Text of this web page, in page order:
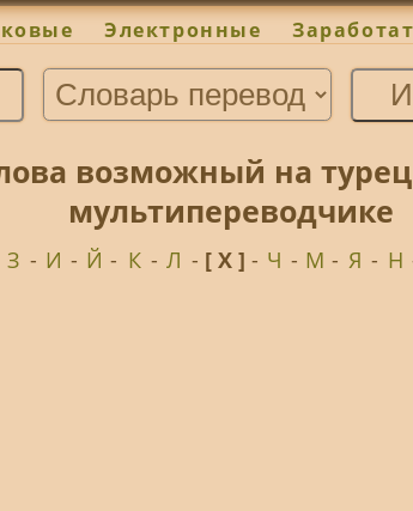
Электронные
возможный на
мультипереводчике
З - И - Й - К - Л - [ Х ] - Ч - М - Я - Н